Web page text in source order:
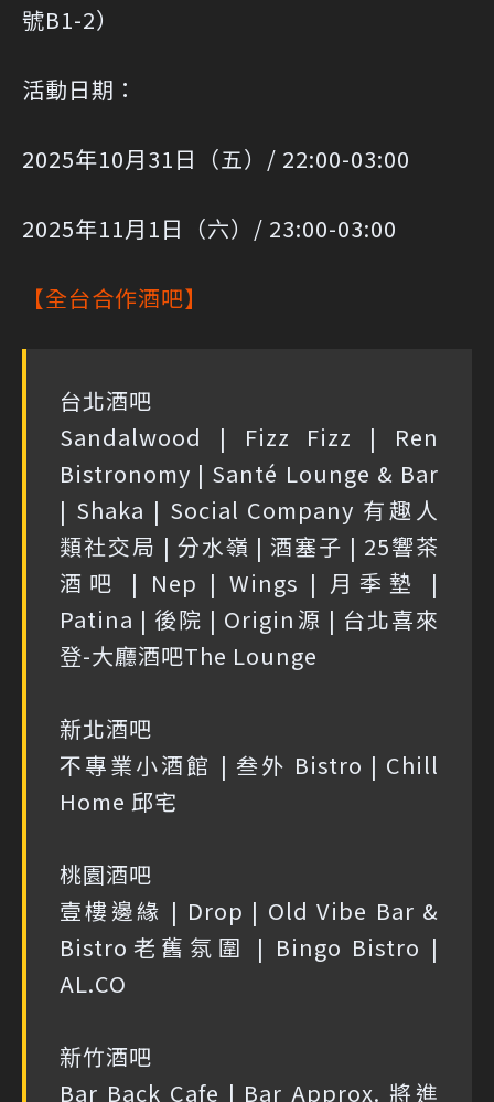
號B1-2）
活動日期：
2025年10月31日（五）/ 22:00-03:00
2025年11月1日（六）/ 23:00-03:00
【全台合作酒吧】
台北酒吧
Sandalwood | Fizz Fizz | Ren
Bistronomy | Santé Lounge & Bar
| Shaka | Social Company 有趣人
類社交局 | 分水嶺 | 酒塞子 | 25響茶
酒吧 | Nep | Wings | 月季墊 |
Patina | 後院 | Origin源 | 台北喜來
登-大廳酒吧The Lounge
新北酒吧
不專業小酒館 | 叁外 Bistro | Chill
Home 邱宅
桃園酒吧
壹樓邊緣 | Drop | Old Vibe Bar &
Bistro老舊氛圍 | Bingo Bistro |
AL.CO
新竹酒吧
Bar Back Cafe | Bar Approx. 將進